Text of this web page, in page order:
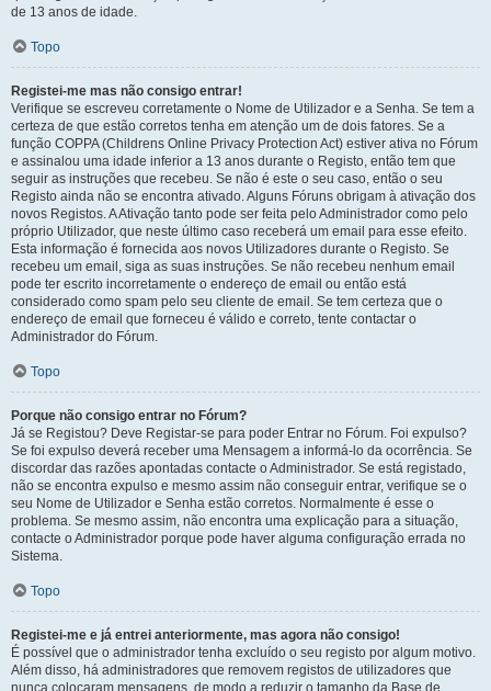
de 13 anos de idade.
Topo
Registei-me mas não consigo entrar!
Verifique se escreveu corretamente o Nome de Utilizador e a Senha. Se tem a
certeza de que estão corretos tenha em atenção um de dois fatores. Se a
função COPPA (Childrens Online Privacy Protection Act) estiver ativa no Fórum
e assinalou uma idade inferior a 13 anos durante o Registo, então tem que
seguir as instruções que recebeu. Se não é este o seu caso, então o seu
Registo ainda não se encontra ativado. Alguns Fóruns obrigam à ativação dos
novos Registos. A Ativação tanto pode ser feita pelo Administrador como pelo
próprio Utilizador, que neste último caso receberá um email para esse efeito.
Esta informação é fornecida aos novos Utilizadores durante o Registo. Se
recebeu um email, siga as suas instruções. Se não recebeu nenhum email
pode ter escrito incorretamente o endereço de email ou então está
considerado como spam pelo seu cliente de email. Se tem certeza que o
endereço de email que forneceu é válido e correto, tente contactar o
Administrador do Fórum.
Topo
Porque não consigo entrar no Fórum?
Já se Registou? Deve Registar-se para poder Entrar no Fórum. Foi expulso?
Se foi expulso deverá receber uma Mensagem a informá-lo da ocorrência. Se
discordar das razões apontadas contacte o Administrador. Se está registado,
não se encontra expulso e mesmo assim não conseguir entrar, verifique se o
seu Nome de Utilizador e Senha estão corretos. Normalmente é esse o
problema. Se mesmo assim, não encontra uma explicação para a situação,
contacte o Administrador porque pode haver alguma configuração errada no
Sistema.
Topo
Registei-me e já entrei anteriormente, mas agora não consigo!
É possível que o administrador tenha excluído o seu registo por algum motivo.
Além disso, há administradores que removem registos de utilizadores que
nunca colocaram mensagens, de modo a reduzir o tamanho da Base de